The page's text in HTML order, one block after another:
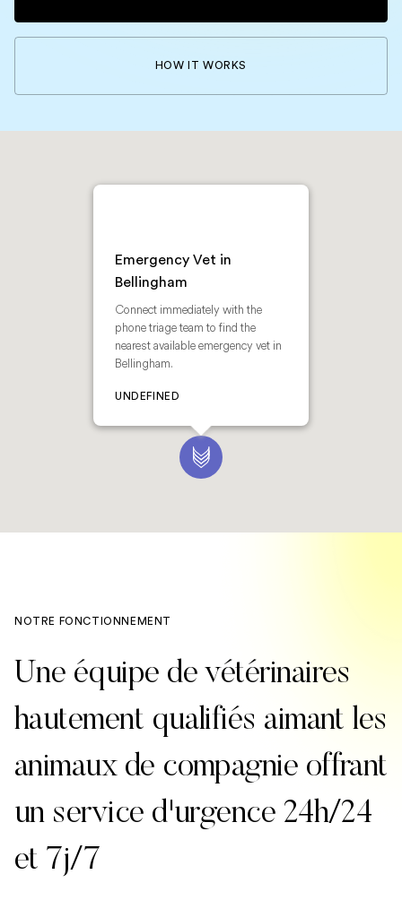
HOW IT WORKS
Emergency Vet in
Bellingham
Connect immediately with the
phone triage team to find the
nearest available emergency vet in
Bellingham.
UNDEFINED
NOTRE FONCTIONNEMENT
Une équipe de vétérinaires
hautement qualifiés aimant les
animaux de compagnie offrant
un service d'urgence 24h/24
et 7j/7